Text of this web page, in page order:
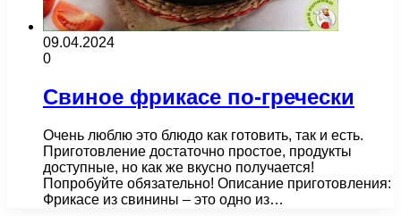
09.04.2024
0
Свиное фрикасе по-гречески
Очень люблю это блюдо как готовить, так и есть.
Приготовление достаточно простое, продукты
доступные, но как же вкусно получается!
Попробуйте обязательно! Описание приготовления:
Фрикасе из свинины – это одно из…